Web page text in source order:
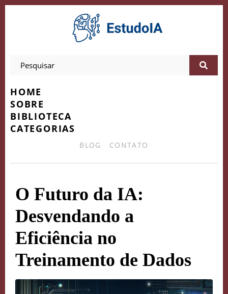
HOME
SOBRE
BIBLIOTECA
CATEGORIAS
BLOG CONTATO
O Futuro da IA:
Desvendando a
Eficiência no
Treinamento de Dados